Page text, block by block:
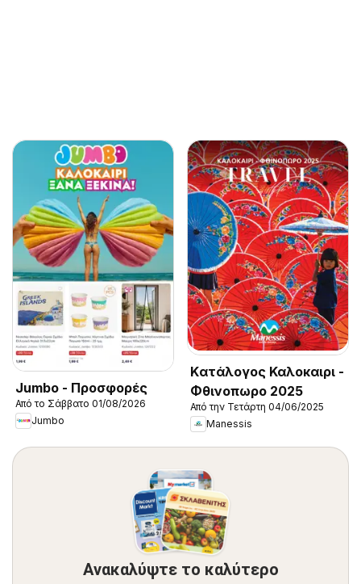
Jumbo - Προσφορές
Από το Σάββατο 01/08/2026
Jumbo
Kατάλογος Καλοκαιρι -
Φθινοπωρο 2025
Από την Τετάρτη 04/06/2025
Manessis
Ανακαλύψτε το καλύτερο